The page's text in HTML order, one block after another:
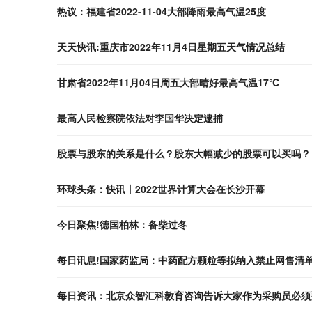
热议：福建省2022-11-04大部降雨最高气温25度
天天快讯:重庆市2022年11月4日星期五天气情况总结
甘肃省2022年11月04日周五大部晴好最高气温17℃
最高人民检察院依法对李国华决定逮捕
股票与股东的关系是什么？股东大幅减少的股票可以买吗？
环球头条：快讯丨2022世界计算大会在长沙开幕
今日聚焦!德国柏林：备柴过冬
每日讯息!国家药监局：中药配方颗粒等拟纳入禁止网售清
每日资讯：北京众智汇科教育咨询告诉大家作为采购员必